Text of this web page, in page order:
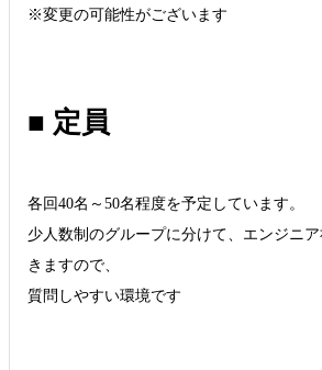
※変更の可能性がございます
■ 定員
各回40名～50名程度を予定しています。
少人数制のグループに分けて、エンジニ
きますので、
質問しやすい環境です